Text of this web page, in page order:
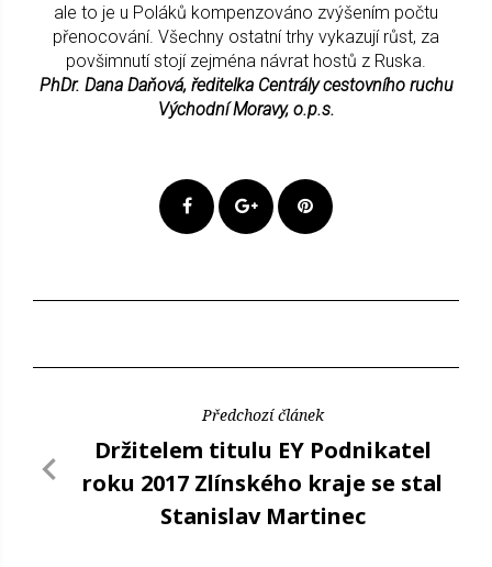
ale to je u Poláků kompenzováno zvýšením počtu
přenocování. Všechny ostatní trhy vykazují růst, za
povšimnutí stojí zejména návrat hostů z Ruska.
PhDr. Dana Daňová, ředitelka Centrály cestovního ruchu
Východní Moravy, o.p.s.
Předchozí článek
Držitelem titulu EY Podnikatel
roku 2017 Zlínského kraje se stal
Stanislav Martinec